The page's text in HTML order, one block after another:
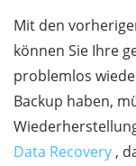
Mit den
können Sie Ihre
problemlos
Backup haben,
Data Recovery ,